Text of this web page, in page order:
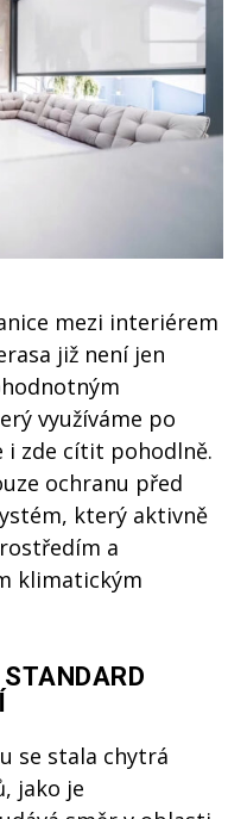
mezi interiérem
již není jen
využíváme po
i zde cítit pohodlně.
ochranu před
který aktivně
a
klimatickým
se stala chytrá
jako je